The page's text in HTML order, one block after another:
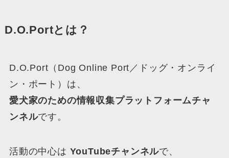
D.O.Portとは？
D.O.Port（Dog Online Port／ドッグ・オンライ
ン・ポート）は、
愛犬家のための情報収集プラットフォームチャ
ンネルです。
活動の中心は YouTubeチャンネルで、